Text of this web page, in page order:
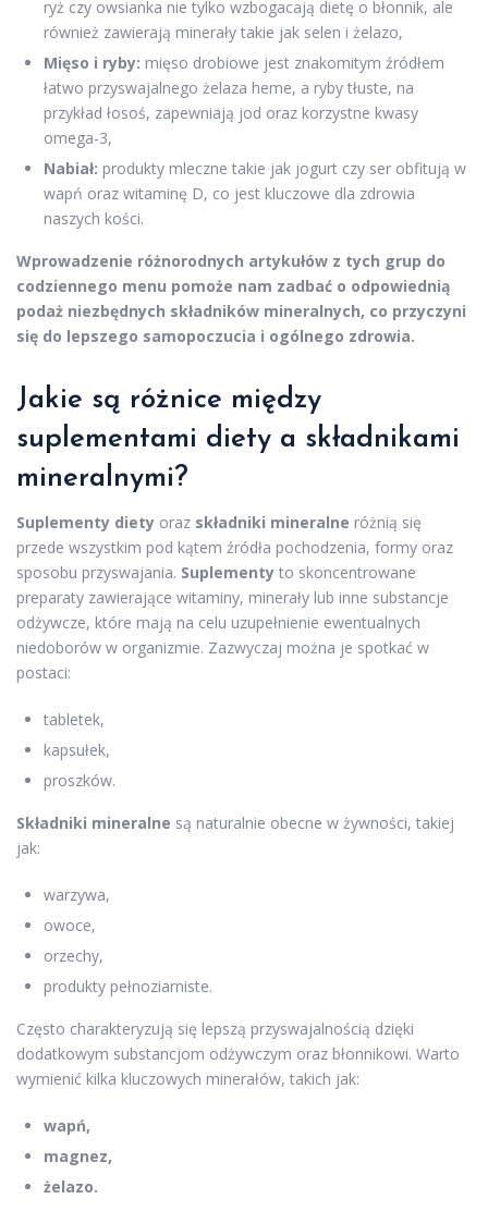
ryż czy owsianka nie tylko wzbogacają dietę o błonnik, ale
również zawierają minerały takie jak selen i żelazo,
Mięso i ryby: mięso drobiowe jest znakomitym źródłem
łatwo przyswajalnego żelaza heme, a ryby tłuste, na
przykład łosoś, zapewniają jod oraz korzystne kwasy
omega-3,
Nabiał: produkty mleczne takie jak jogurt czy ser obfitują w
wapń oraz witaminę D, co jest kluczowe dla zdrowia
naszych kości.
Wprowadzenie różnorodnych artykułów z tych grup do
codziennego menu pomoże nam zadbać o odpowiednią
podaż niezbędnych składników mineralnych, co przyczyni
się do lepszego samopoczucia i ogólnego zdrowia.
Jakie są różnice między
suplementami diety a składnikami
mineralnymi?
Suplementy diety oraz składniki mineralne różnią się
przede wszystkim pod kątem źródła pochodzenia, formy oraz
sposobu przyswajania. Suplementy to skoncentrowane
preparaty zawierające witaminy, minerały lub inne substancje
odżywcze, które mają na celu uzupełnienie ewentualnych
niedoborów w organizmie. Zazwyczaj można je spotkać w
postaci:
tabletek,
kapsułek,
proszków.
Składniki mineralne są naturalnie obecne w żywności, takiej
jak:
warzywa,
owoce,
orzechy,
produkty pełnoziarniste.
Często charakteryzują się lepszą przyswajalnością dzięki
dodatkowym substancjom odżywczym oraz błonnikowi. Warto
wymienić kilka kluczowych minerałów, takich jak:
wapń,
magnez,
żelazo.